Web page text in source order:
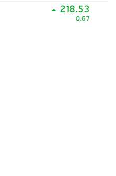
218.53
0.67